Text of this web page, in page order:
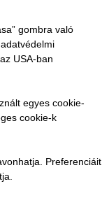
ultramodern -
hogy az
hanem a
teherautóval
gombra való
USA-ban
egyes cookie-
cookie-k
Preferenciáit